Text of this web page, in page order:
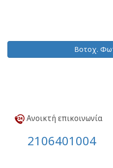
Βοτοχ.
Ανοικτή επικοινωνία
2106401004